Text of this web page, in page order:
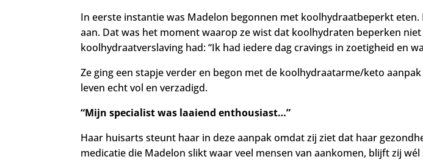
In eerste instantie was Madelon begonnen met koolhydraatbeperkt
aan. Dat was het moment waarop ze wist dat koolhydraten beperken
koolhydraatverslaving had: “Ik had iedere dag cravings in zoetigheid en
Ze ging een stapje verder en begon met de koolhydraatarme/keto
leven echt vol en verzadigd.
“Mijn specialist was laaiend enthousiast…”
Haar huisarts steunt haar in deze aanpak omdat zij ziet dat haar
medicatie die Madelon slikt waar veel mensen van aankomen, blijft zij